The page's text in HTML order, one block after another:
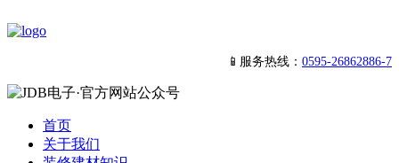
📱服务热线： 0595-26862886-7
首页
关于我们